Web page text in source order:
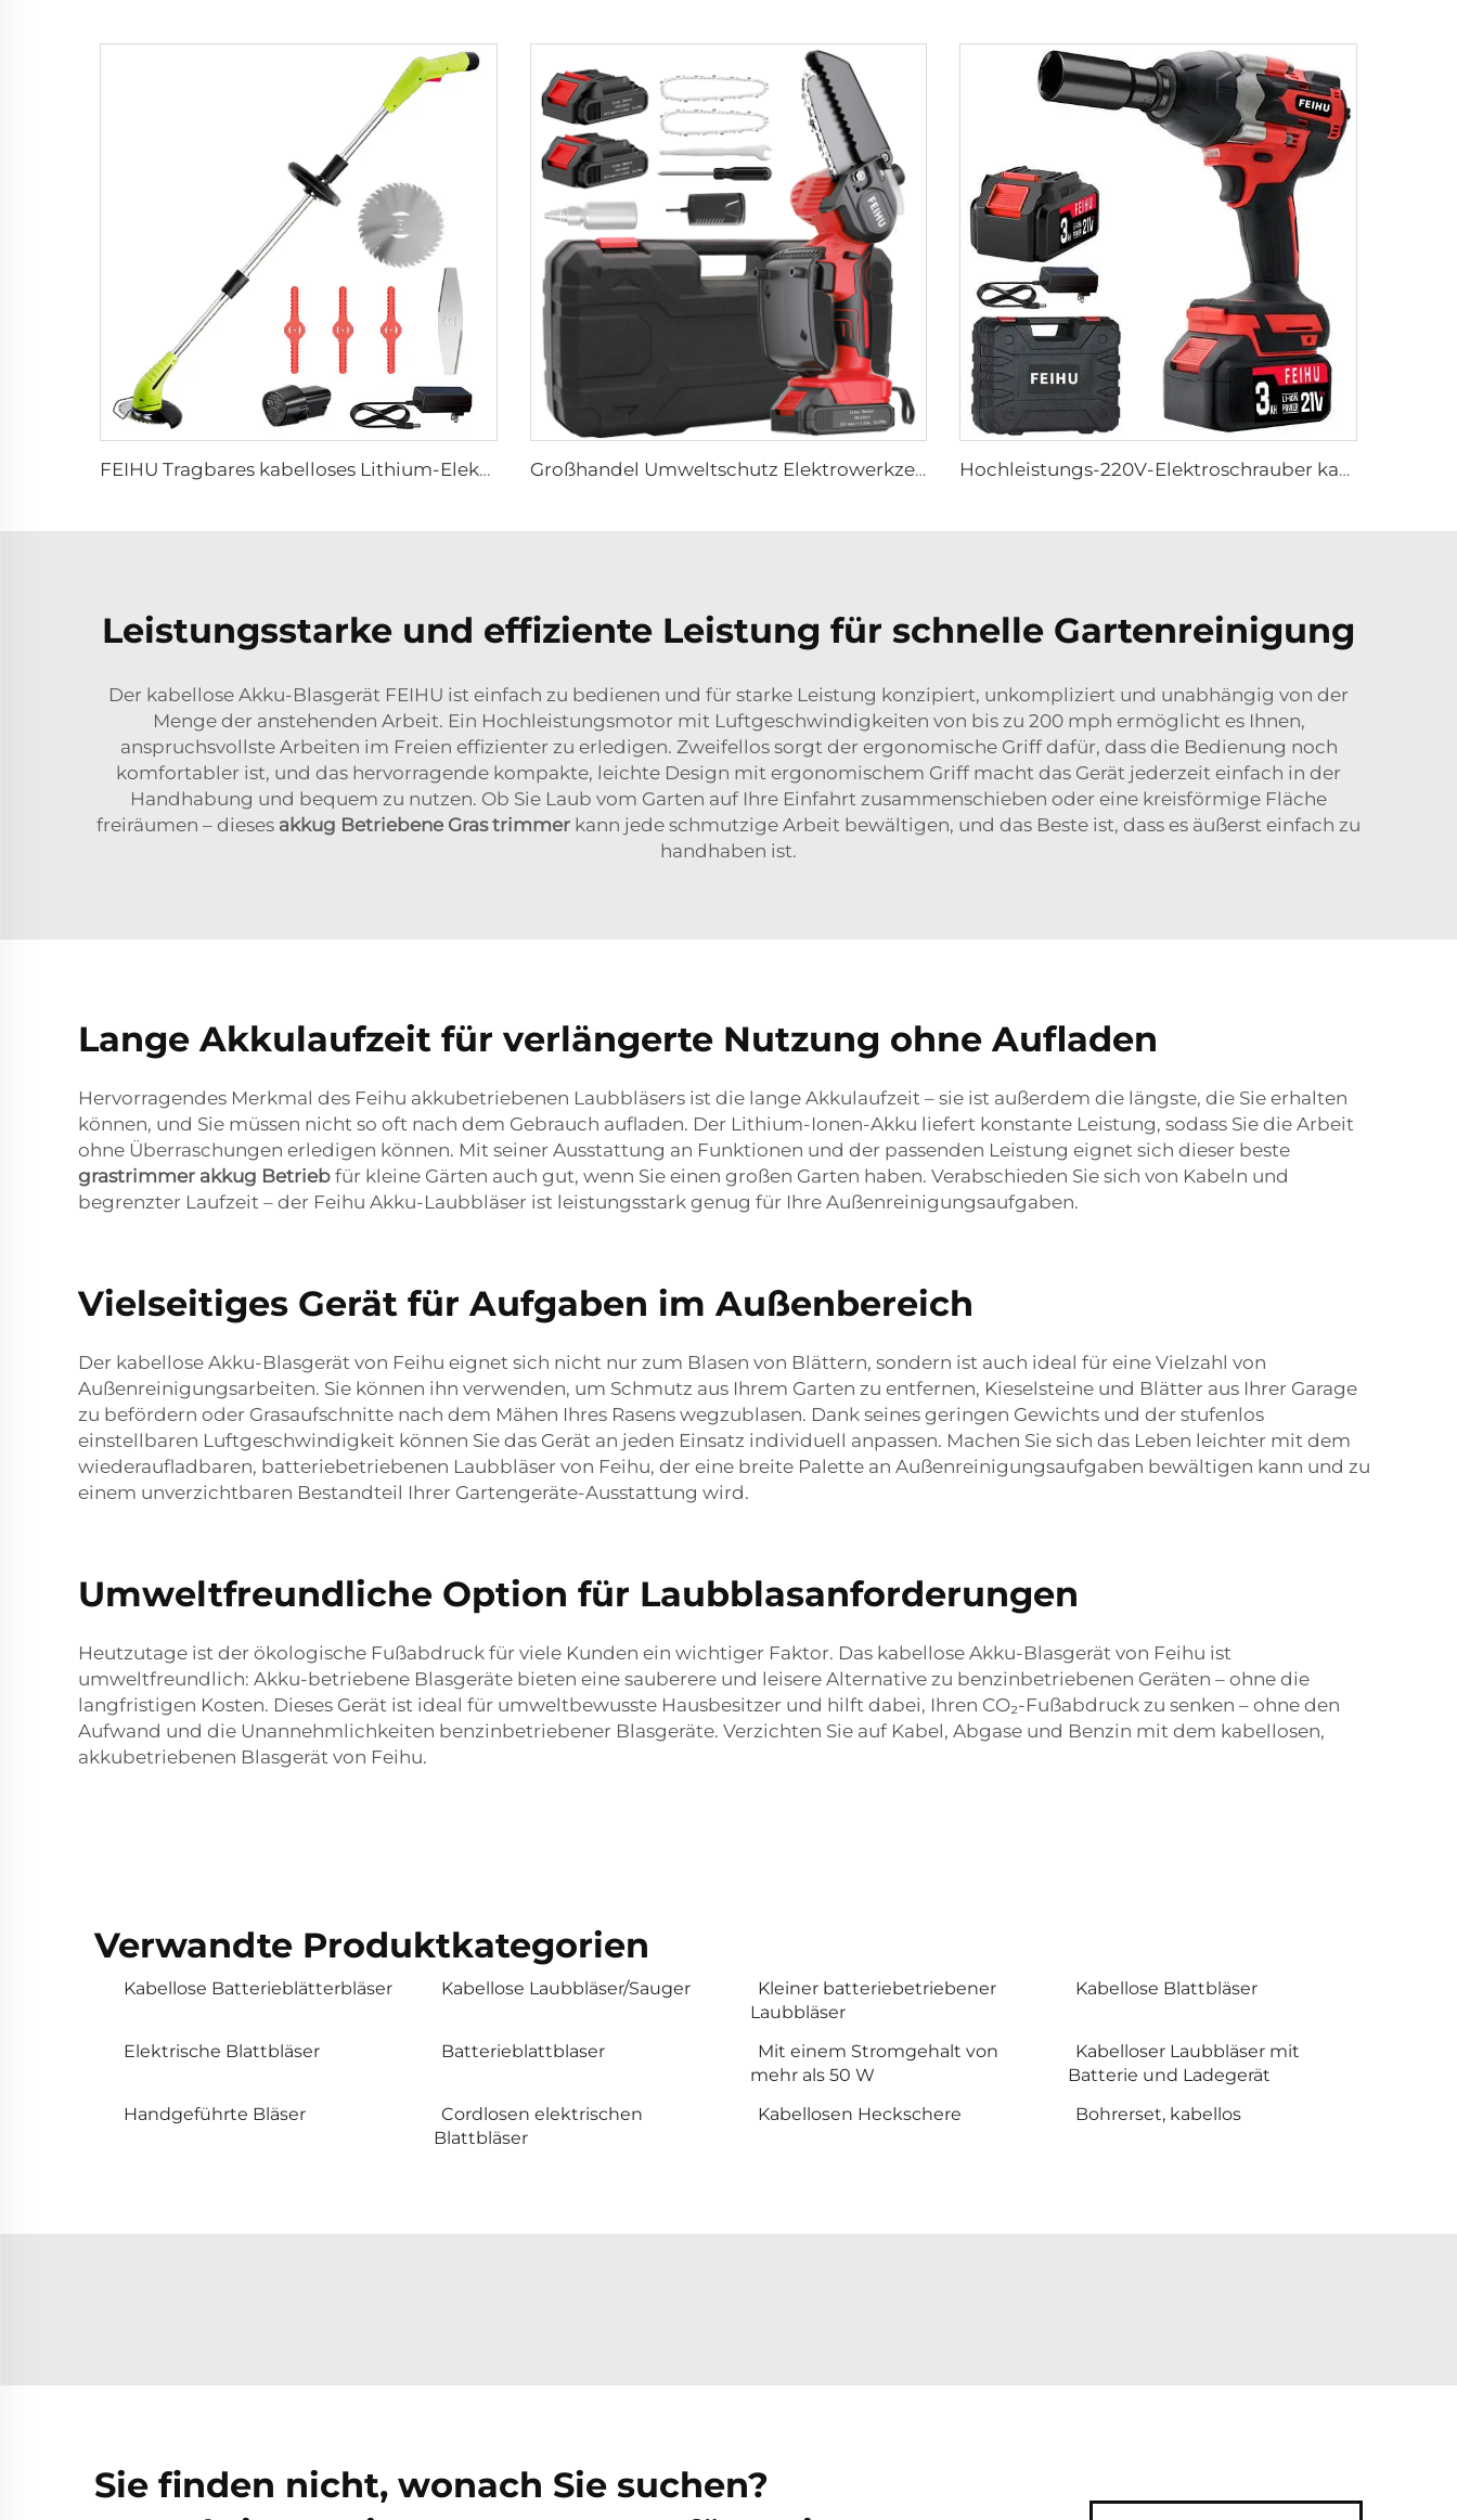
FEIHU Tragbares kabelloses Lithium-Elektro-Garten-Rasenkantenschneidergerät Stahlmesser für Rasenschnitt Großhandel Umweltschutz Elektrowerkzeuge kabelloser Mini-21-Volt-Elektrokettensäge für Gartenarbeiten Hochleistungs-220V-Elektroschrauber kabellos bürstenlos Lithium-Akku-Industriewerkzeug für DIY Großhandel
Leistungsstarke und effiziente Leistung für schnelle Gartenreinigung
Der kabellose Akku-Blasgerät FEIHU ist einfach zu bedienen und für starke Leistung konzipiert, unkompliziert und unabhängig von der
Menge der anstehenden Arbeit. Ein Hochleistungsmotor mit Luftgeschwindigkeiten von bis zu 200 mph ermöglicht es Ihnen,
anspruchsvollste Arbeiten im Freien effizienter zu erledigen. Zweifellos sorgt der ergonomische Griff dafür, dass die Bedienung noch
komfortabler ist, und das hervorragende kompakte, leichte Design mit ergonomischem Griff macht das Gerät jederzeit einfach in der
Handhabung und bequem zu nutzen. Ob Sie Laub vom Garten auf Ihre Einfahrt zusammenschieben oder eine kreisförmige Fläche
freiräumen – dieses akkug Betriebene Gras trimmer kann jede schmutzige Arbeit bewältigen, und das Beste ist, dass es äußerst einfach zu
handhaben ist.
Lange Akkulaufzeit für verlängerte Nutzung ohne Aufladen
Hervorragendes Merkmal des Feihu akkubetriebenen Laubbläsers ist die lange Akkulaufzeit – sie ist außerdem die längste, die Sie erhalten
können, und Sie müssen nicht so oft nach dem Gebrauch aufladen. Der Lithium-Ionen-Akku liefert konstante Leistung, sodass Sie die Arbeit
ohne Überraschungen erledigen können. Mit seiner Ausstattung an Funktionen und der passenden Leistung eignet sich dieser beste
grastrimmer akkug Betrieb für kleine Gärten auch gut, wenn Sie einen großen Garten haben. Verabschieden Sie sich von Kabeln und
begrenzter Laufzeit – der Feihu Akku-Laubbläser ist leistungsstark genug für Ihre Außenreinigungsaufgaben.
Vielseitiges Gerät für Aufgaben im Außenbereich
Der kabellose Akku-Blasgerät von Feihu eignet sich nicht nur zum Blasen von Blättern, sondern ist auch ideal für eine Vielzahl von
Außenreinigungsarbeiten. Sie können ihn verwenden, um Schmutz aus Ihrem Garten zu entfernen, Kieselsteine und Blätter aus Ihrer Garage
zu befördern oder Grasaufschnitte nach dem Mähen Ihres Rasens wegzublasen. Dank seines geringen Gewichts und der stufenlos
einstellbaren Luftgeschwindigkeit können Sie das Gerät an jeden Einsatz individuell anpassen. Machen Sie sich das Leben leichter mit dem
wiederaufladbaren, batteriebetriebenen Laubbläser von Feihu, der eine breite Palette an Außenreinigungsaufgaben bewältigen kann und zu
einem unverzichtbaren Bestandteil Ihrer Gartengeräte-Ausstattung wird.
Umweltfreundliche Option für Laubblasanforderungen
Heutzutage ist der ökologische Fußabdruck für viele Kunden ein wichtiger Faktor. Das kabellose Akku-Blasgerät von Feihu ist
umweltfreundlich: Akku-betriebene Blasgeräte bieten eine sauberere und leisere Alternative zu benzinbetriebenen Geräten – ohne die
langfristigen Kosten. Dieses Gerät ist ideal für umweltbewusste Hausbesitzer und hilft dabei, Ihren CO₂-Fußabdruck zu senken – ohne den
Aufwand und die Unannehmlichkeiten benzinbetriebener Blasgeräte. Verzichten Sie auf Kabel, Abgase und Benzin mit dem kabellosen,
akkubetriebenen Blasgerät von Feihu.
Verwandte Produktkategorien
Kabellose Batterieblätterbläser Kabellose Laubbläser/Sauger
Kleiner batteriebetriebener
Laubbläser
Kabellose Blattbläser
Elektrische Blattbläser Batterieblattblaser
Mit einem Stromgehalt von
mehr als 50 W
Kabelloser Laubbläser mit
Batterie und Ladegerät
Handgeführte Bläser
Cordlosen elektrischen
Blattbläser
Kabellosen Heckschere Bohrerset, kabellos
Sie finden nicht, wonach Sie suchen?